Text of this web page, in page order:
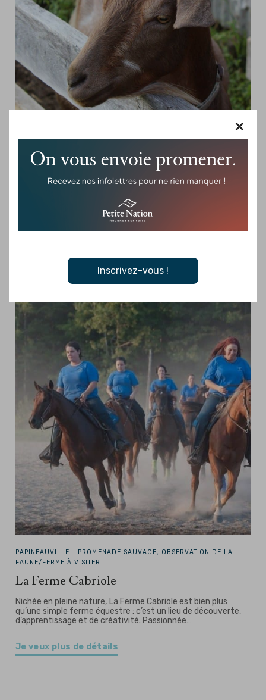
×
Inscrivez-vous !
DE LA FAUNE/FERME À VISITER
Ferme Syllie
la qualité et le respect des animaux. Spécialisée dans
l’élevage de bœuf et veau…
PAPINEAUVILLE - PROMENADE SAUVAGE, OBSERVATION DE LA
FAUNE/FERME À VISITER
La Ferme Cabriole
Nichée en pleine nature, La Ferme Cabriole est bien plus
qu’une simple ferme équestre : c’est un lieu de découverte,
d’apprentissage et de créativité. Passionnée…
Je veux plus de détails